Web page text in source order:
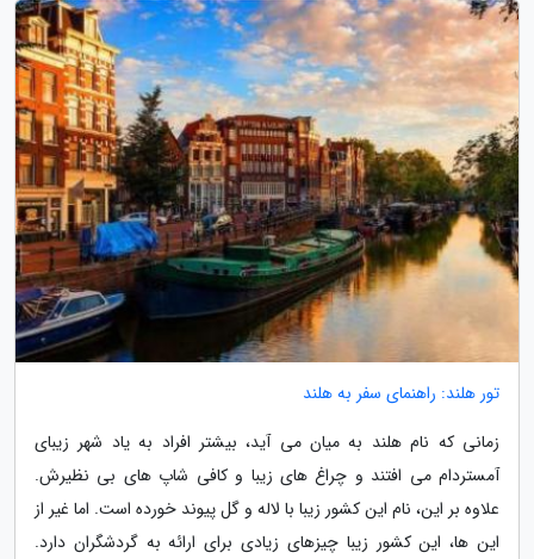
تور هلند: راهنمای سفر به هلند
زمانی که نام هلند به میان می آید، بیشتر افراد به یاد شهر زیبای
آمستردام می افتند و چراغ های زیبا و کافی شاپ های بی نظیرش.
علاوه بر این، نام این کشور زیبا با لاله و گل پیوند خورده است. اما غیر از
این ها، این کشور زیبا چیزهای زیادی برای ارائه به گردشگران دارد.